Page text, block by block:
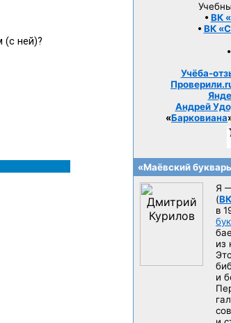
• ВК
• ВК
•
Учёба-
Андрей
«Барковиана
«Маёвский
Я
(ВК
в
из
и